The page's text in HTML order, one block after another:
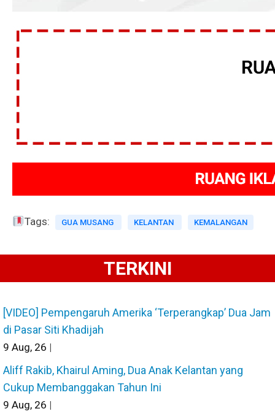
Tags: GUA MUSANG KELANTAN KEMALANGAN
TERKINI
[VIDEO] Pempengaruh Amerika ‘Terperangkap’ Dua Jam
di Pasar Siti Khadijah
9 Aug, 26 |
Aliff Rakib, Khairul Aming, Dua Anak Kelantan yang
Cukup Membanggakan Tahun Ini
9 Aug, 26 |